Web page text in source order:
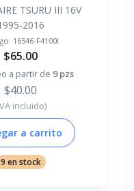
TSURU III 16V
2016
16546-F4100I
$65.00
a partir de 9 pzs
$40.00
incluido)
a carrito
9 en stock